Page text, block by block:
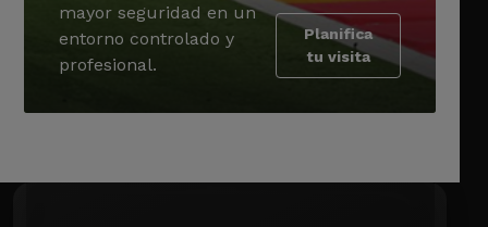
mayor seguridad en un
entorno controlado y
profesional.
Planifica
tu visita